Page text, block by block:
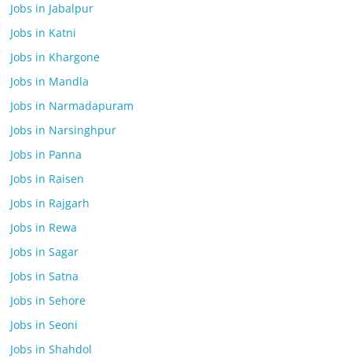
Jobs in Jabalpur
Jobs in Katni
Jobs in Khargone
Jobs in Mandla
Jobs in Narmadapuram
Jobs in Narsinghpur
Jobs in Panna
Jobs in Raisen
Jobs in Rajgarh
Jobs in Rewa
Jobs in Sagar
Jobs in Satna
Jobs in Sehore
Jobs in Seoni
Jobs in Shahdol